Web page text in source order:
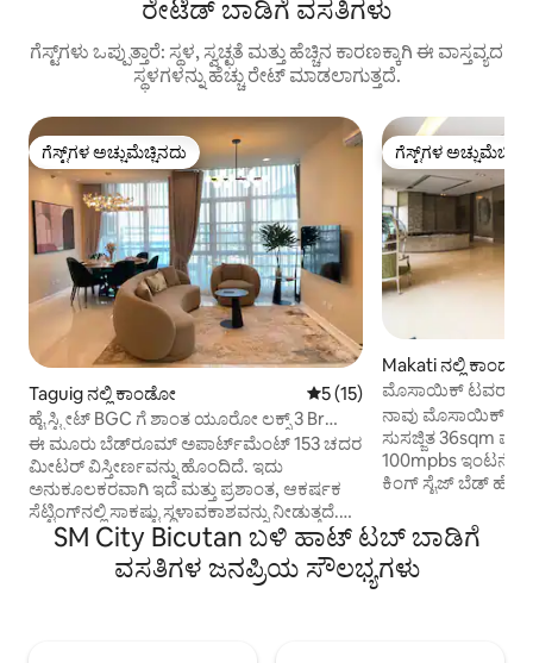
ರೇಟೆಡ್ ಬಾಡಿಗೆ ವಸತಿಗಳು
ಗೆಸ್ಟ್‌ಗಳು ಒಪ್ಪುತ್ತಾರೆ: ಸ್ಥಳ, ಸ್ವಚ್ಛತೆ ಮತ್ತು ಹೆಚ್ಚಿನ ಕಾರಣಕ್ಕಾಗಿ ಈ ವಾಸ್ತವ್ಯದ
ಸ್ಥಳಗಳನ್ನು ಹೆಚ್ಚು ರೇಟ್ ಮಾಡಲಾಗುತ್ತದೆ.
ಗೆಸ್ಟ್‌ಗಳ ಅಚ್ಚುಮೆಚ್ಚಿನದು
ಗೆಸ್ಟ್‌ಗಳ ಅಚ್ಚುಮೆಚ್ಚಿನದು
Taguig ನಲ್ಲಿ ಕಾಂಡೋ 5 ರಲ್ಲಿ 5 ಸರಾಸರಿ ರೇಟಿಂಗ್, 15
5 (15)
ಹೈ ಸ್ಟ್ರೀಟ್ BGC ಗೆ ಶಾಂತ ಯೂರೋ ಲಕ್ಸ್ 3 Br
7mins
ಈ ಮೂರು ಬೆಡ್‌ರೂಮ್ ಅಪಾರ್ಟ್‌ಮೆಂಟ್ 153 ಚದರ
ಮೀಟರ್ ವಿಸ್ತೀರ್ಣವನ್ನು ಹೊಂದಿದೆ. ಇದು
ಅನುಕೂಲಕರವಾಗಿ ಇದೆ ಮತ್ತು ಪ್ರಶಾಂತ, ಆಕರ್ಷಕ
ಸೆಟ್ಟಿಂಗ್‌ನಲ್ಲಿ ಸಾಕಷ್ಟು ಸ್ಥಳಾವಕಾಶವನ್ನು ನೀಡುತ್ತದೆ.
ಸುಗಮವಾದ ಚೆಕ್-ಇನ್ ಪ್ರಕ್ರಿಯೆ ಮತ್ತು ವರ್ಧಿತ ಕಟ್ಟಡ
ಭದ್ರತೆಯನ್ನು ಖಚಿತಪಡಿಸಿಕೊಳ್ಳಲು, ದಯವಿಟ್ಟು
ಮುಂಚಿತವಾಗಿ ವಾಸ್ತವ್ಯ ಹೂಡುವ ಎಲ್ಲಾ ಗೆಸ್ಟ್‌ಗಳ ID
ಗೆಸ್ಟ್‌ಗಳ
ಗೆಸ್ಟ್‌ಗಳ
Makati ನಲ್ಲಿ ಕಾಂಡೋ
ಮೊಸಾಯಿಕ್ ಟವರ್
ಸ್ಥಳ + ವೇಗದ ವೈಫೈ
ನಾವು ಮೊಸಾಯಿಕ್
ಸುಸಜ್ಜಿತ 36sqm
100mpbs
ಕಿಂಗ್ ಸೈಜ್ ಬೆಡ್
ಲಿವಿಂಗ್ ರೂಮ್ ಪ್ರದೇಶ
ಕೆಟಲ್ ರೈಸ್ ಕುಕ್ಕರ್
ಹವಾನಿಯಂತ್ರಣ ಹೇರ್
SM City Bicutan ಬಳಿ ಹಾಟ್ ಟಬ್ ಬಾಡಿಗೆ
ವಸತಿಗಳ ಜನಪ್ರಿಯ ಸೌಲಭ್ಯಗಳು